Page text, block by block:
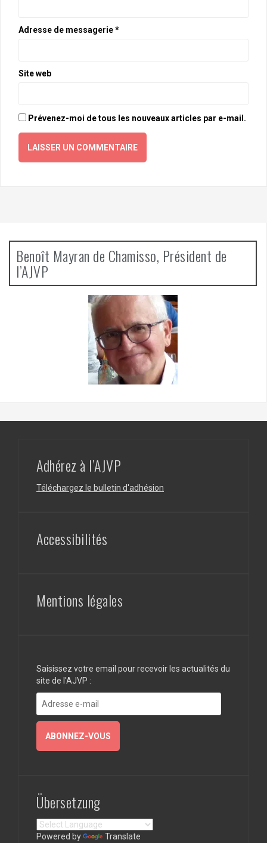
Adresse de messagerie*
Site web
Prévenez-moi de tous les nouveaux articles par e-mail.
Benoît Mayran de Chamisso, Président de
l’AJVP
Adhérez à l’AJVP
Téléchargez le bulletin d'adhésion
Accessibilités
Mentions légales
Saisissez votre email pour recevoir les actualités du
site de l'AJVP :
Adresse
e-
mail
ABONNEZ-VOUS
Übersetzung
Powered by Translate